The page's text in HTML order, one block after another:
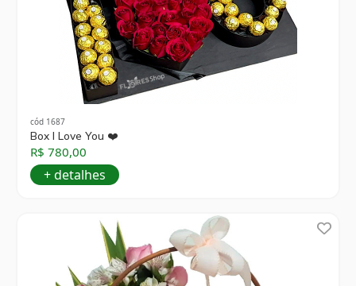
cód 1687
Box I Love You ❤️
R$ 780,00
+ detalhes